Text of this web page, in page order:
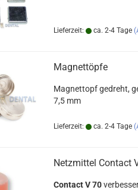
Lieferzeit: ca. 2-4 Tage
Magnettöpfe
Magnettopf gedreht,
7,5 mm
Lieferzeit: ca. 2-4 Tage
Netzmittel Contact
Contact V 70